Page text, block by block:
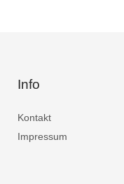
Info
Kontakt
Impressum